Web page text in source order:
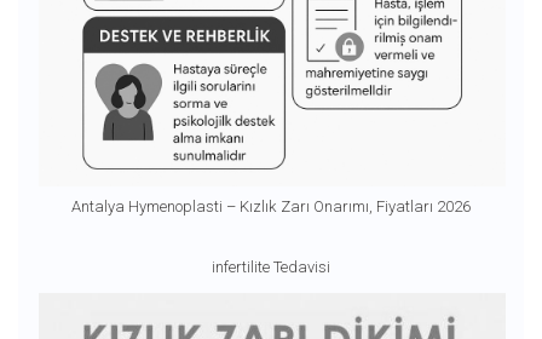
Antalya Hymenoplasti – Kızlık Zarı Onarımı, Fiyatları 2026
infertilite Tedavisi